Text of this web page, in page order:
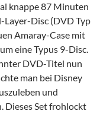
knappe 87 Minuten
Layer-Disc (DVD Typ
Amaray-Case mit
eine Typus 9-Disc.
DVD-Titel nun
man bei Disney
und
Dieses Set frohlockt